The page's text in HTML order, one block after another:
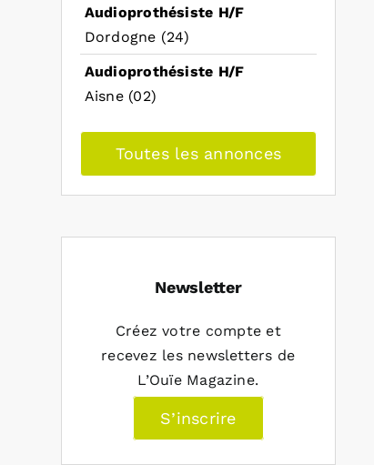
Audioprothésiste H/F
Dordogne (24)
Audioprothésiste H/F
Aisne (02)
Toutes les annonces
Newsletter
Créez votre compte et
recevez les newsletters de
L’Ouïe Magazine.
S’inscrire